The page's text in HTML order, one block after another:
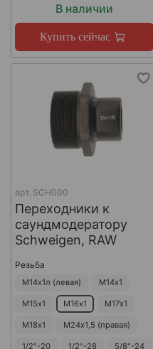
В наличии
Купить сейчас
арт. SCH000
Переходники к
саундмодератору
Schweigen, RAW
Резьба
М14х1л (левая) М14х1
М15х1 М16х1 М17х1
М18х1 М24х1,5 (правая)
1/2"-20 1/2"-28 5/8"-24